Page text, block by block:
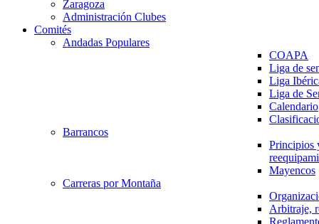
Zaragoza
Administración Clubes
Comités
Andadas Populares
COAPA
Liga de
Liga
Liga de
Calendario
Barrancos
Principios
Mayencos
Carreras por Montaña
Arbitraje,